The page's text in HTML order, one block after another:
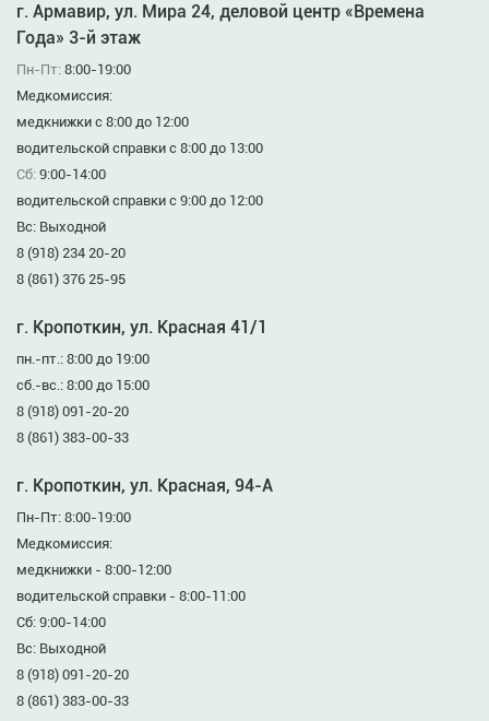
г. Армавир, ул. Мира 24, деловой центр «Времена
Года» 3-й этаж
Пн-Пт: 8:00-19:00
Медкомиссия:
медкнижки с 8:00 до 12:00
водительской справки с 8:00 до 13:00
Сб: 9:00-14:00
водительской справки с 9:00 до 12:00
Вс: Выходной
8 (918) 234 20-20
8 (861) 376 25-95
г. Кропоткин, ул. Красная 41/1
пн.-пт.: 8:00 до 19:00
сб.-вс.: 8:00 до 15:00
8 (918) 091-20-20
8 (861) 383-00-33
г. Кропоткин, ул. Красная, 94-А
Пн-Пт: 8:00-19:00
Медкомиссия:
медкнижки - 8:00-12:00
водительской справки - 8:00-11:00
Сб: 9:00-14:00
Вс: Выходной
8 (918) 091-20-20
8 (861) 383-00-33